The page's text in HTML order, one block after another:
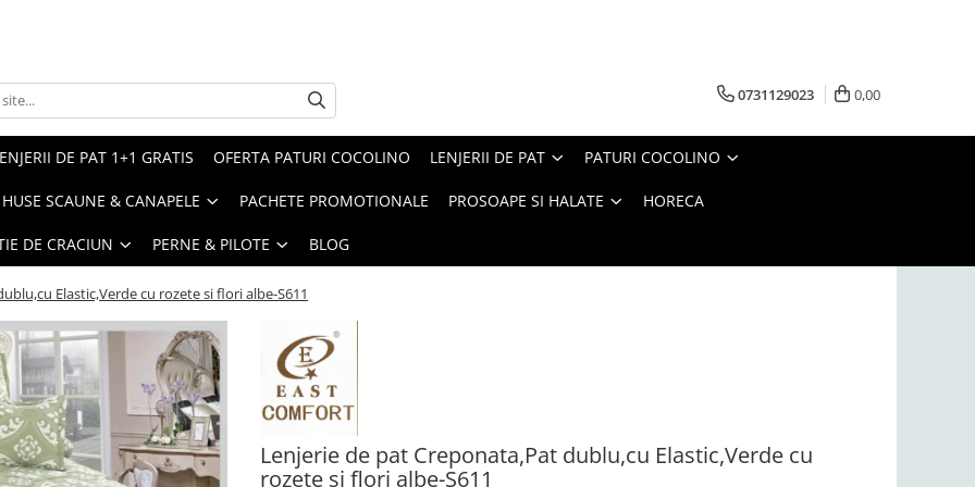
0731129023 0,00
DE PAT 1+1 GRATIS OFERTA PATURI COCOLINO LENJERII DE PAT PATURI COCOLINO
HUSE SCAUNE & CANAPELE PACHETE PROMOTIONALE PROSOAPE SI HALATE HORECA
DE CRACIUN PERNE & PILOTE BLOG
Elastic,Verde cu rozete si flori albe-S611
Lenjerie de pat Creponata,Pat dublu,cu Elastic,Verde cu
rozete si flori albe-S611